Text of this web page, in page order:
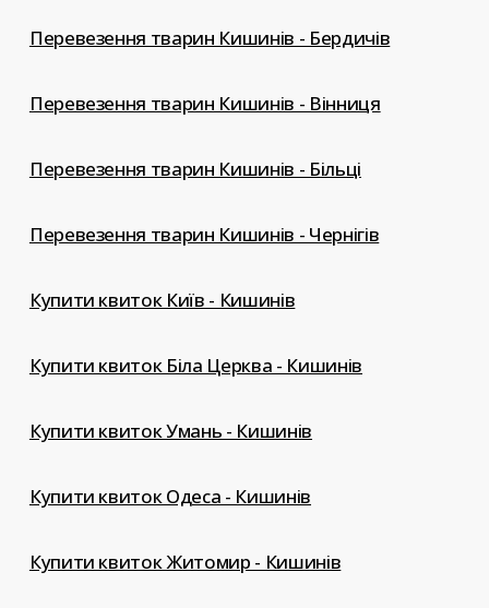
Перевезення тварин Кишинів - Бердичів
Перевезення тварин Кишинів - Вінниця
Перевезення тварин Кишинів - Більці
Перевезення тварин Кишинів - Чернігів
Купити квиток Київ - Кишинів
Купити квиток Біла Церква - Кишинів
Купити квиток Умань - Кишинів
Купити квиток Одеса - Кишинів
Купити квиток Житомир - Кишинів